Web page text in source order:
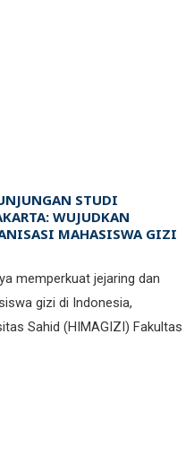
STUDI
WUJUDKAN
MAHASISWA GIZI
memperkuat jejaring dan
gizi di Indonesia,
Sahid (HIMAGIZI) Fakultas